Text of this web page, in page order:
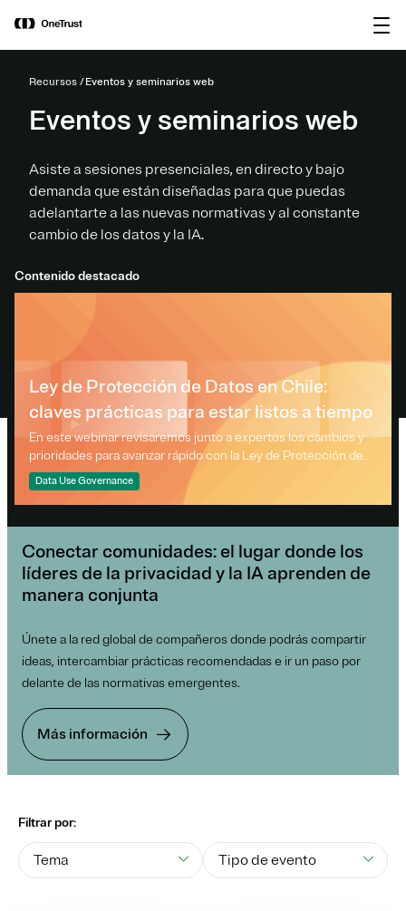
OneTrust nombrada Visionaria en el
Magic Quadrant™ de Gartner® 2026
para plataformas de gobernanza de IA.
Recursos Eventos y seminarios web
Eventos y seminarios web
Asiste a sesiones presenciales, en directo y bajo
demanda que están diseñadas para que puedas
adelantarte a las nuevas normativas y al constante
cambio de los datos y la IA.
Contenido destacado
Ley de Protección de Datos en Chile:
claves prácticas para estar listos a tiempo
En este webinar revisaremos junto a expertos los cambios y
prioridades para avanzar rápido con la Ley de Protección de
Datos de Chile: qué decisiones tomar primero, cómo
organizar responsables y evidencias, y cómo convertir el
cumplimiento en una ventaja competitiva (menos fricción
comercial, procesos más eficientes y mayor confianza).
Data Use Governance
Conectar comunidades: el lugar donde los
líderes de la privacidad y la IA aprenden de
manera conjunta
Únete a la red global de compañeros donde podrás compartir
ideas, intercambiar prácticas recomendadas e ir un paso por
delante de las normativas emergentes.
Más información
Filtrar por:
Tema Tipo de evento